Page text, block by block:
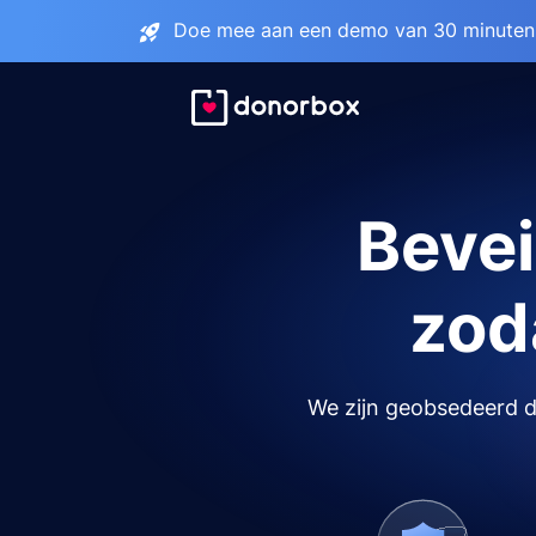
Doe mee aan een demo van 30
We zijn geobsedeerd